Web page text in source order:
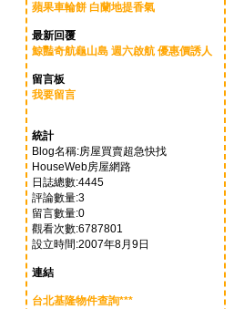
蘋果車輪餅 白蘭地提香氣
最新回覆
鯨豔奇航龜山島 週六啟航 優惠價誘人
留言板
我要留言
統計
Blog名稱:房屋買賣超急快找
HouseWeb房屋網路
日誌總數:4445
評論數量:3
留言數量:0
觀看次數:6787801
設立時間:2007年8月9日
連結
台北基隆物件查詢***